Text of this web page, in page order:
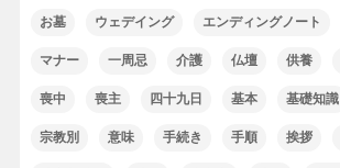
お墓 ウェデイング エンディングノート
マナー 一周忌 介護 仏壇 供養
喪中 喪主 四十九日 基本 基礎知識
宗教別 意味 手続き 手順 挨拶